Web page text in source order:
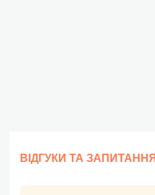
ВІДГУКИ ТА ЗАПИТАННЯ